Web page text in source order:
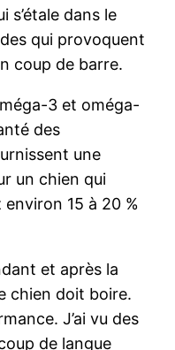
s’étale dans le
qui provoquent
coup de barre.
3 et oméga-
des
une
un chien qui
15 à 20 %
et après la
chien doit boire.
J’ai vu des
de langue